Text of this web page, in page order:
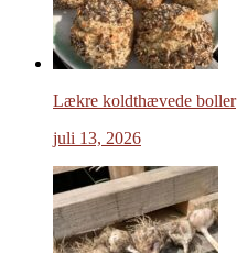
Lækre koldthævede boller
juli 13, 2026